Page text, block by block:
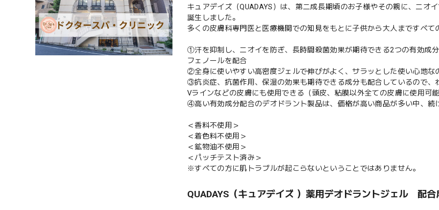
キュアデイズ（QUADAYS）は、第二成長期頃のお子様やその親に、ニオ
誕生しました。
多くの皮膚科専門医と医療機関での知見をもとに子供から大人まですべ
①汗を抑制し、ニオイを防ぎ、長時間殺菌効果が期待できる2つの有効成
フェノールを配合
②全身に使いやすい高密度ジェルで伸びがよく、サラッとした使い心地な
③抗炎症、抗菌作用、保湿の効果も期待できる成分も配合しているので
Vラインなどの皮膚にも使用できる（頭皮、粘膜以外全ての皮膚に使用可
④高い有効成分配合のデオドラント製品は、価格が高い商品が多い中、続
＜香料不使用＞
＜着色料不使用＞
＜鉱物油不使用＞
＜パッチテスト済み＞
※すべての方に肌トラブルが起こらないということではありません。
QUADAYS（キュアデイズ ）薬用デオドラントジェル 配合